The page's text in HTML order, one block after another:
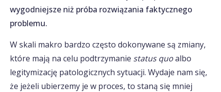
wygodniejsze niż próba rozwiązania faktycznego
problemu.
W skali makro bardzo często dokonywane są zmiany,
które mają na celu podtrzymanie status quoalbo
legitymizację patologicznych sytuacji. Wydaje nam się,
że jeżeli ubierzemy je w proces, to staną się mniej